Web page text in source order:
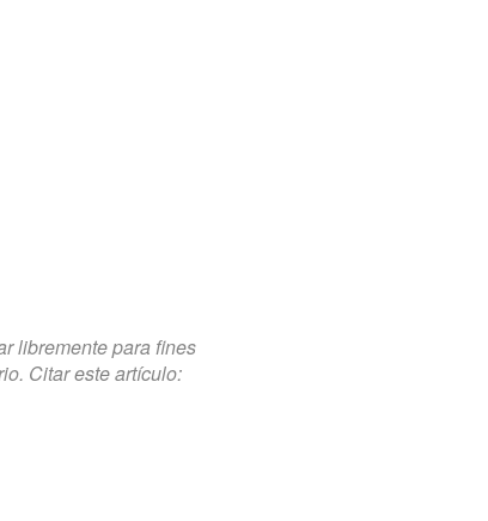
libremente para fines
Citar este artículo: